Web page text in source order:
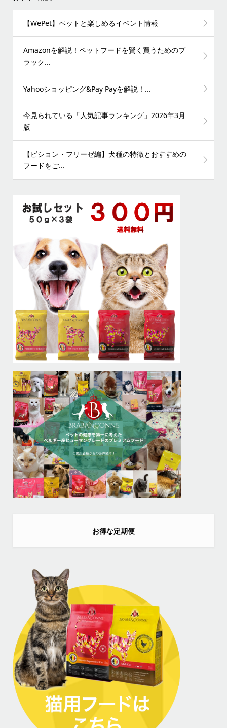
【WePet】ペットと楽しめるイベント情報
Amazonを解説！ペットフードを賢く買うためのブ
ラック...
Yahooショッピング&Pay Payを解説！...
今見られている「人気記事ランキング」2026年3月
版
【ビション・フリーゼ編】犬種の特徴とおすすめの
フードをご...
お得な定期便